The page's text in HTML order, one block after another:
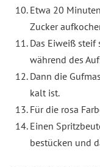
Etwa 20
Zucker
Das Eiweiß steif
während des
Dann die
kalt ist.
Für die rosa
Einen
bestücken und